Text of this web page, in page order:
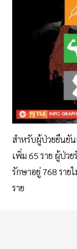
สำหรับผู้ป่วยยืนยั
เพิ่ม 65 ราย ผู้ป่ว
รักษาอยู่ 768 ราย
ราย